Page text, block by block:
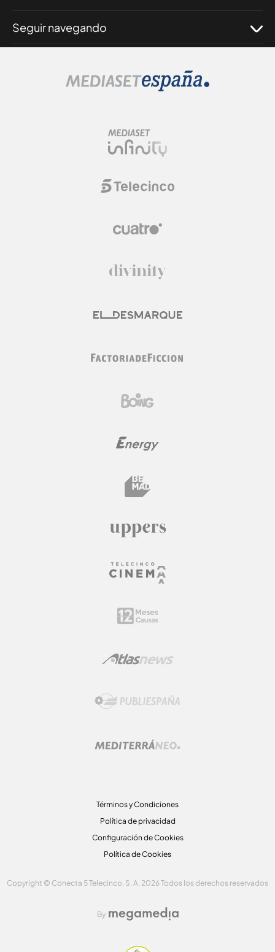
Seguir navegando
Términos y Condiciones
Política de privacidad
Configuración de Cookies
Política de Cookies
Copyright © Conecta 5 Telecinco, S. A. 2026 Todos los derechos reservados
By